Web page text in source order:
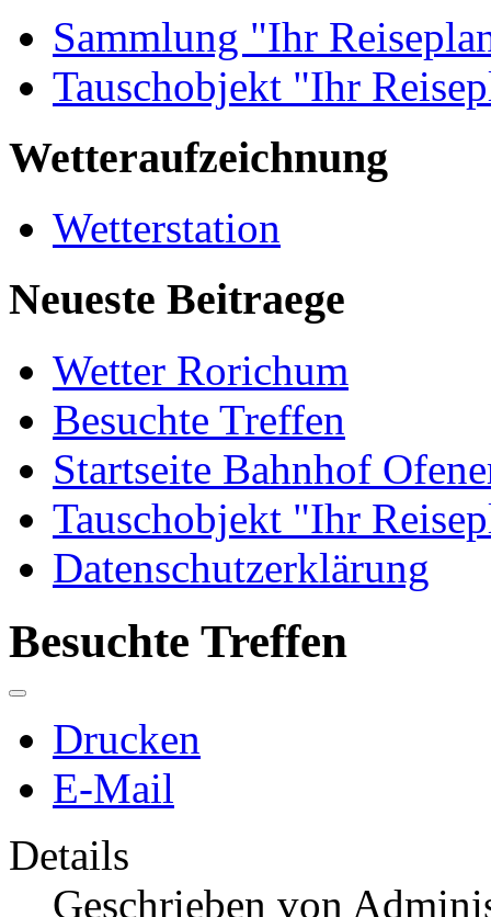
Sammlung "Ihr
Tauschobjekt "Ihr
Wetteraufzeichnung
Wetterstation
Neueste Beitraege
Wetter Rorichum
Besuchte Treffen
Startseite Bahnhof
Tauschobjekt "Ihr
Datenschutzerklärung
Besuchte Treffen
Drucken
E-Mail
Details
Geschrieben von